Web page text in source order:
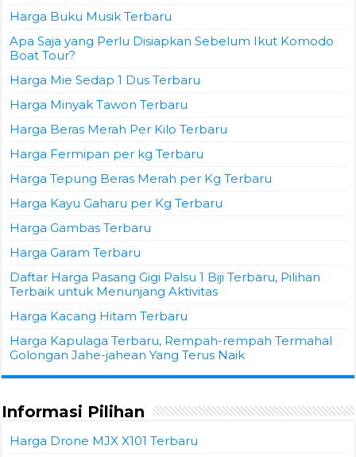
Harga Buku Musik Terbaru
Apa Saja yang Perlu Disiapkan Sebelum Ikut Komodo
Boat Tour?
Harga Mie Sedap 1 Dus Terbaru
Harga Minyak Tawon Terbaru
Harga Beras Merah Per Kilo Terbaru
Harga Fermipan per kg Terbaru
Harga Tepung Beras Merah per Kg Terbaru
Harga Kayu Gaharu per Kg Terbaru
Harga Gambas Terbaru
Harga Garam Terbaru
Daftar Harga Pasang Gigi Palsu 1 Biji Terbaru, Pilihan
Terbaik untuk Menunjang Aktivitas
Harga Kacang Hitam Terbaru
Harga Kapulaga Terbaru, Rempah-rempah Termahal
Golongan Jahe-jahean Yang Terus Naik
Informasi Pilihan
Harga Drone MJX X101 Terbaru